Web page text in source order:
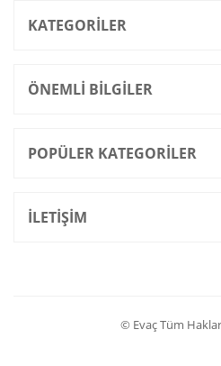
KATEGORİLER
ÖNEMLİ BİLGİLER
POPÜLER KATEGORİLER
İLETİŞİM
© Evaç Tüm